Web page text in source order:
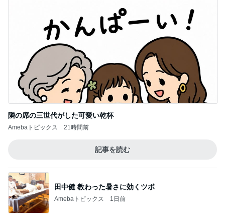
隣の席の三世代がした可愛い乾杯
Amebaトピックス 21時間前
記事を読む
田中健 教わった暑さに効くツボ
Amebaトピックス 1日前